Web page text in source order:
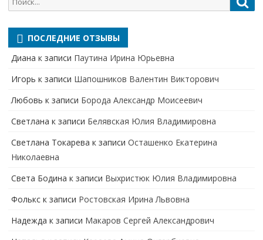
для:
ПОСЛЕДНИЕ ОТЗЫВЫ
Диана к записи Паутина Ирина Юрьевна
Игорь к записи Шапошников Валентин Викторович
Любовь к записи Борода Александр Моисеевич
Светлана к записи Белявская Юлия Владимировна
Cветлана Токарева к записи Осташенко Екатерина
Николаевна
Света Бодина к записи Выхристюк Юлия Владимировна
Фолькс к записи Ростовская Ирина Львовна
Надежда к записи Макаров Сергей Александрович